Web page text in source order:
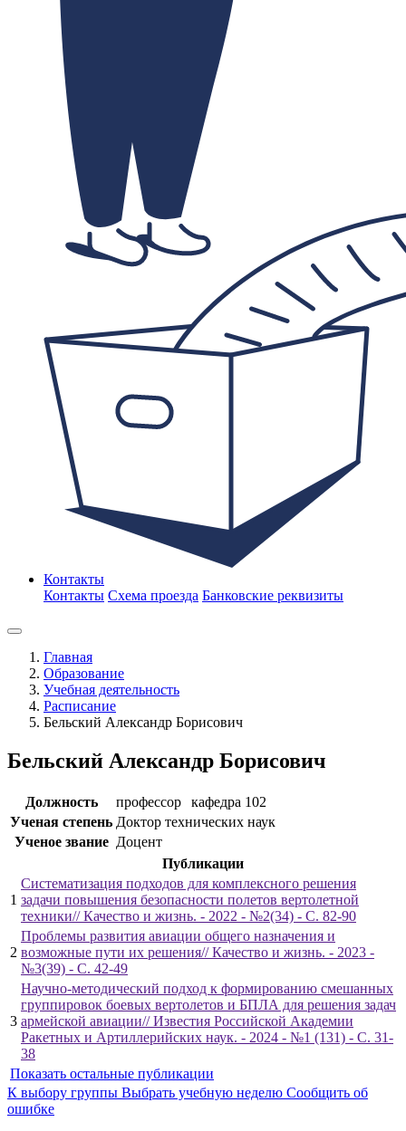
Контакты
Контакты Схема проезда Банковские реквизиты
Главная
Образование
Учебная деятельность
Расписание
Бельский Александр Борисович
Бельский Александр Борисович
Должность профессор
кафедра 102
Ученая степень Доктор технических наук
Ученое звание Доцент
Публикации
1
Систематизация подходов для комплексного решения
задачи повышения безопасности полетов вертолетной
техники// Качество и жизнь. - 2022 - №2(34) - С. 82-90
2
Проблемы развития авиации общего назначения и
возможные пути их решения// Качество и жизнь. - 2023 -
№3(39) - С. 42-49
3
Научно-методический подход к формированию смешанных
группировок боевых вертолетов и БПЛА для решения задач
армейской авиации// Известия Российской Академии
Ракетных и Артиллерийских наук. - 2024 - №1 (131) - С. 31-
38
Показать остальные публикации
К выбору группы Выбрать учебную неделю Сообщить об
ошибке